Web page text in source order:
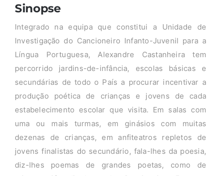
Sinopse
Integrado na equipa que constitui a Unidade de
Investigação do Cancioneiro Infanto-Juvenil para a
Língua Portuguesa, Alexandre Castanheira tem
percorrido jardins-de-infância, escolas básicas e
secundárias de todo o País a procurar incentivar a
produção poética de crianças e jovens de cada
estabelecimento escolar que visita. Em salas com
uma ou mais turmas, em ginásios com muitas
dezenas de crianças, em anfiteatros repletos de
jovens finalistas do secundário, fala-lhes da poesia,
diz-lhes poemas de grandes poetas, como de